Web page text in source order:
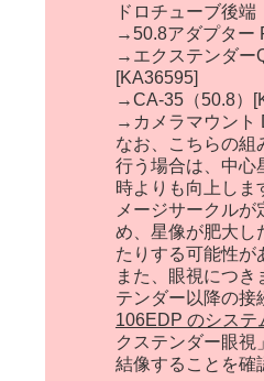
ドロチューブ後端
→50.8アダプター
→エクステンダー
[KA36595]
→CA-35（50.8）
→カメラマウント
なお、こちらの組
行う場合は、中心
時よりも向上しま
メージサークルが
め、星像が肥大し
たりする可能性が
また、眼視につき
テンダー以降の接
106EDP のシステ
クステンダー眼視
結像することを確